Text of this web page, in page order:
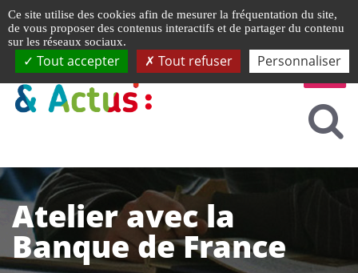
Atelier avec la
Banque de France
Ce site utilise des cookies afin de mesurer la fréquentation du site,
de vous proposer des contenus interactifs et de partager du contenu
sur les réseaux sociaux.
Tout accepter Tout refuser Personnaliser